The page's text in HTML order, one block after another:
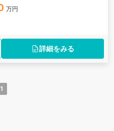
ース上場企業の求人です。
万円
詳細をみる
1